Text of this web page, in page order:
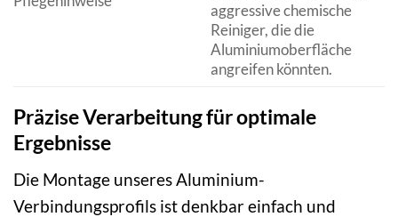
aggressive chemische
Reiniger, die die
Aluminiumoberfläche
angreifen könnten.
Präzise Verarbeitung für optimale
Ergebnisse
Die Montage unseres Aluminium-
Verbindungsprofils ist denkbar einfach und